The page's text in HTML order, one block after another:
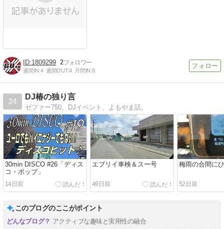
1809299 2
週間IN:4 週間OUT:4 月間IN:8
24
DJ椿の独り言
ゼファー750、DJイベント、よもやま話。
30min DISCO #26「ディス
コ・ポップ」
14日前
エブリイ車検＆スー号
49日前
梅雨の合間に
52日前
このブログのここがポイント
アクティブな趣味と実用性の融合